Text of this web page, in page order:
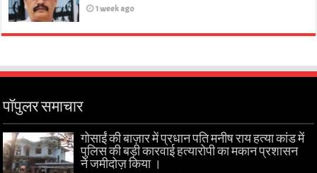
1 week ago
पॉपुलर समाचार
गोसाईं की बाज़ार में प्रधान पति मनीष राय हत्या कांड में
पुलिस की बड़ी कारवाई हत्यारोपी का मकान प्रशासन
ने जमीदोज़ किया ।